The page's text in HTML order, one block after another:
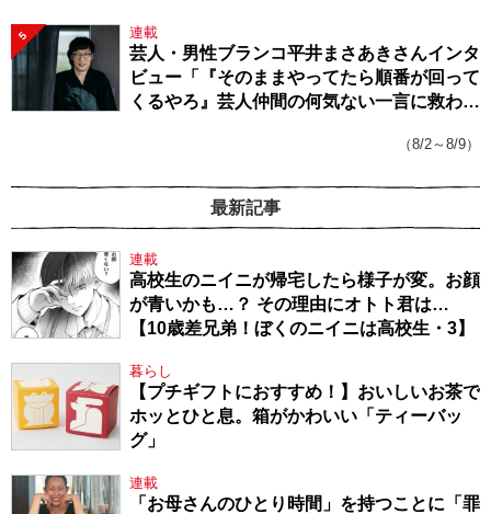
5 連載
芸人・男性ブランコ平井まさあきさんインタ
ビュー「『そのままやってたら順番が回って
くるやろ』芸人仲間の何気ない一言に救われ
（8/2～8/9）
最新記事
連載
高校生のニイニが帰宅したら様子が変。お顔
が青いかも…？ その理由にオトト君は…
【10歳差兄弟！ぼくのニイニは高校生・3】
暮らし
【プチギフトにおすすめ！】おいしいお茶で
ホッとひと息。箱がかわいい「ティーバッ
グ」
連載
「お母さんのひとり時間」を持つことに「罪